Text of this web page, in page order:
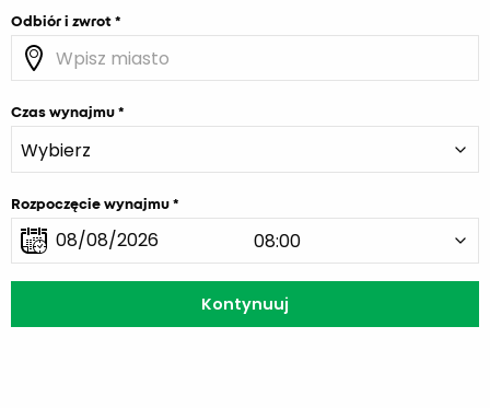
Odbiór i zwrot
Czas wynajmu
Rozpoczęcie wynajmu